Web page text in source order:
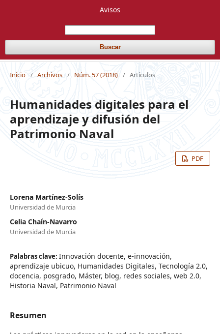
Avisos
Buscar
Inicio / Archivos / Núm. 57 (2018) / Artículos
Humanidades digitales para el
aprendizaje y difusión del
Patrimonio Naval
PDF
Lorena Martínez-Solís
Universidad de Murcia
Celia Chaín-Navarro
Universidad de Murcia
Palabras clave: Innovación docente, e-innovación,
aprendizaje ubicuo, Humanidades Digitales, Tecnología 2.0,
docencia, posgrado, Máster, blog, redes sociales, web 2.0,
Historia Naval, Patrimonio Naval
Resumen